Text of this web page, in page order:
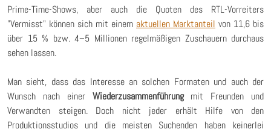
Prime-Time-Shows, aber auch die Quoten des RTL-Vorreiters
"Vermisst" können sich mit einem aktuellen Marktanteil von 11,6 bis
über 15 % bzw. 4–5 Millionen regelmäßigen Zuschauern durchaus
sehen lassen.
Man sieht, dass das Interesse an solchen Formaten und auch der
Wunsch nach einer Wiederzusammenführungmit Freunden und
Verwandten steigen. Doch nicht jeder erhält Hilfe von den
Produktionsstudios und die meisten Suchenden haben keinerlei